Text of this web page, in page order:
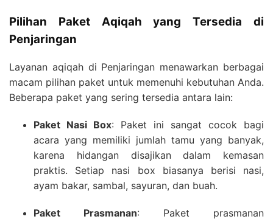
Pilihan Paket Aqiqah yang Tersedia di
Penjaringan
Layanan aqiqah di Penjaringan menawarkan berbagai
macam pilihan paket untuk memenuhi kebutuhan Anda.
Beberapa paket yang sering tersedia antara lain:
Paket Nasi Box: Paket ini sangat cocok bagi
acara yang memiliki jumlah tamu yang banyak,
karena hidangan disajikan dalam kemasan
praktis. Setiap nasi box biasanya berisi nasi,
ayam bakar, sambal, sayuran, dan buah.
Paket Prasmanan: Paket prasmanan